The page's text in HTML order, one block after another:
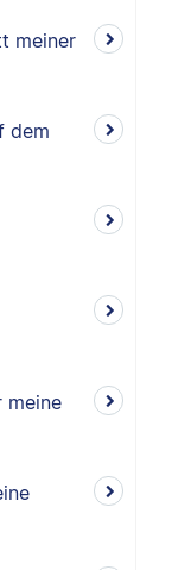
meiner
dem
meine